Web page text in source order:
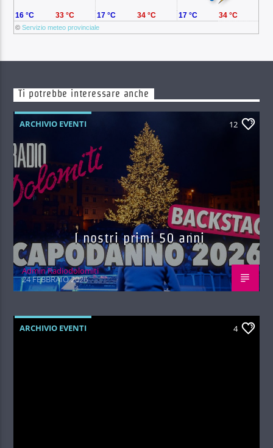
©Servizio meteo provinciale
16 °C 33 °C 17 °C 34 °C 17 °C 34 °C
Ti potrebbe interessare anche
ARCHIVIO EVENTI 12
I nostri primi 50 anni
Admin Radiodolomiti
24 FEBBRAIO 2026
ARCHIVIO EVENTI 4